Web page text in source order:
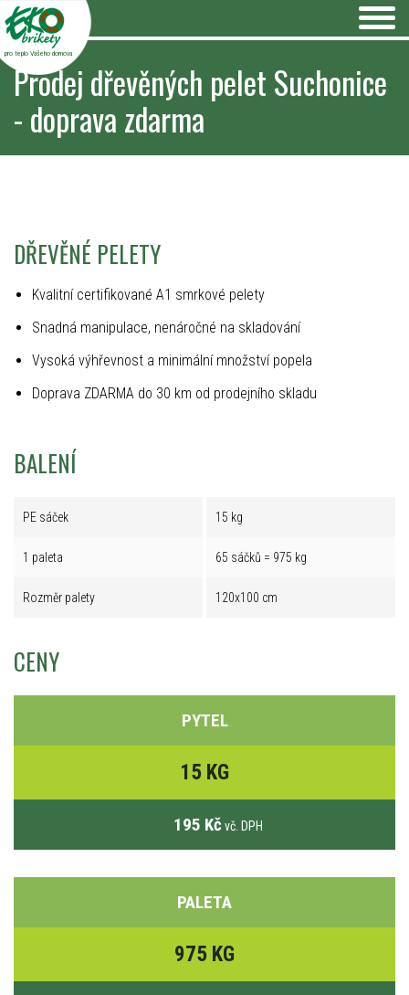
pro teplo Vašeho domova
Prodej dřevěných pelet Suchonice
- doprava zdarma
DŘEVĚNÉ PELETY
Kvalitní certifikované A1 smrkové pelety
Snadná manipulace, nenáročné na skladování
Vysoká výhřevnost a minimální množství popela
Doprava ZDARMA do 30 km od prodejního skladu
BALENÍ
PE sáček 15 kg
1 paleta 65 sáčků = 975 kg
Rozměr palety 120x100 cm
CENY
PYTEL
15 KG
195 Kč vč. DPH
PALETA
975 KG